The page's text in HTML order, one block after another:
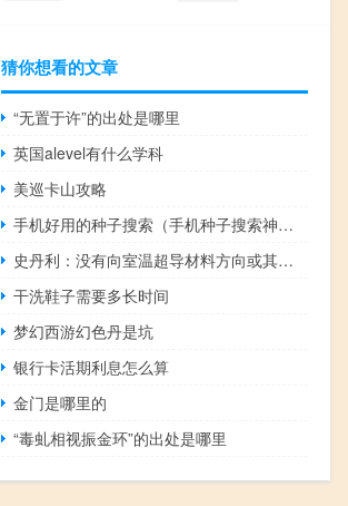
猜你想看的文章
“无置于许”的出处是哪里
英国alevel有什么学科
美巡卡山攻略
手机好用的种子搜索（手机种子搜索神器哪个好）
史丹利：没有向室温超导材料方向或其他不相关领域发展的计划
干洗鞋子需要多长时间
梦幻西游幻色丹是坑
银行卡活期利息怎么算
金门是哪里的
“毒虬相视振金环”的出处是哪里